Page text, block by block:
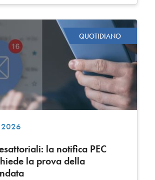
QUOTIDIANO
2026
la notifica PEC
la prova della